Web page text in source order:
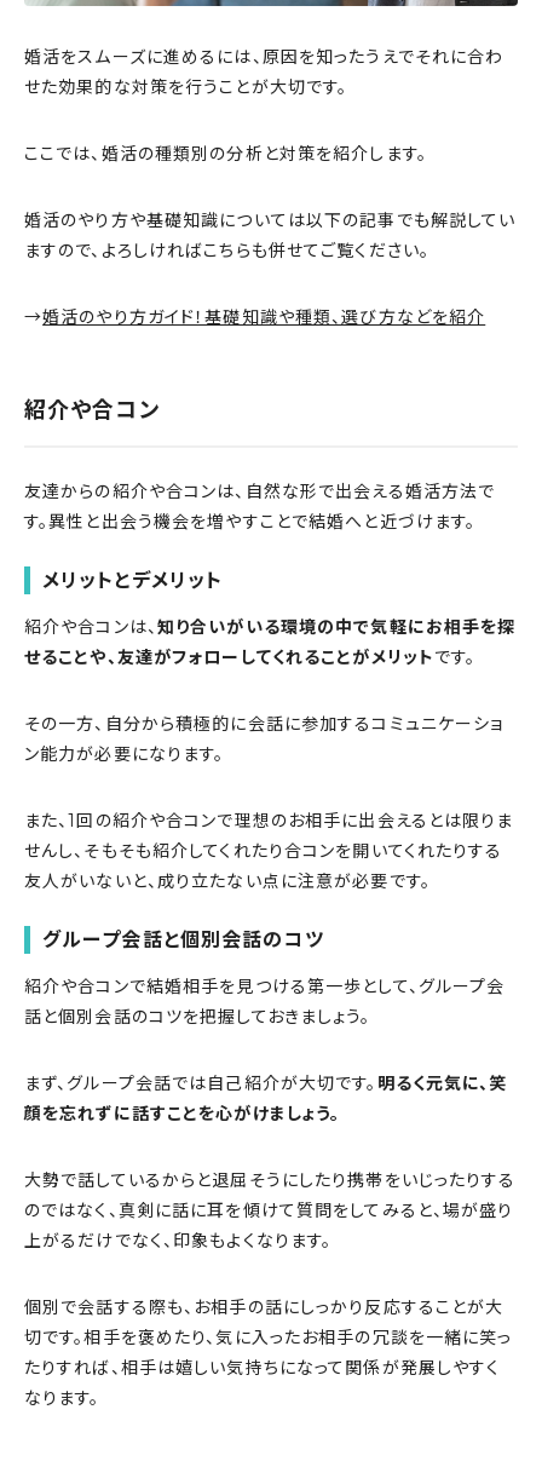
婚活をスムーズに進めるには、原因を知ったうえでそれに合わ
せた効果的な対策を行うことが大切です。
ここでは、婚活の種類別の分析と対策を紹介します。
婚活のやり方や基礎知識については以下の記事でも解説してい
ますので、よろしければこちらも併せてご覧ください。
→婚活のやり方ガイド！基礎知識や種類、選び方などを紹介
紹介や合コン
友達からの紹介や合コンは、自然な形で出会える婚活方法で
す。異性と出会う機会を増やすことで結婚へと近づけます。
メリットとデメリット
紹介や合コンは、 知り合いがいる環境の中で気軽にお相手を探
せることや、友達がフォローしてくれることがメリットです。
その一方、自分から積極的に会話に参加するコミュニケーショ
ン能力が必要になります。
また、1回の紹介や合コンで理想のお相手に出会えるとは限りま
せんし、そもそも紹介してくれたり合コンを開いてくれたりする
友人がいないと、成り立たない点に注意が必要です。
グループ会話と個別会話のコツ
紹介や合コンで結婚相手を見つける第一歩として、グループ会
話と個別会話のコツを把握しておきましょう。
まず、グループ会話では自己紹介が大切です。 明るく元気に、笑
顔を忘れずに話すことを心がけましょう。
大勢で話しているからと退屈そうにしたり携帯をいじったりする
のではなく、真剣に話に耳を傾けて質問をしてみると、場が盛り
上がるだけでなく、印象もよくなります。
個別で会話する際も、お相手の話にしっかり反応することが大
切です。相手を褒めたり、気に入ったお相手の冗談を一緒に笑っ
たりすれば、相手は嬉しい気持ちになって関係が発展しやすく
なります。